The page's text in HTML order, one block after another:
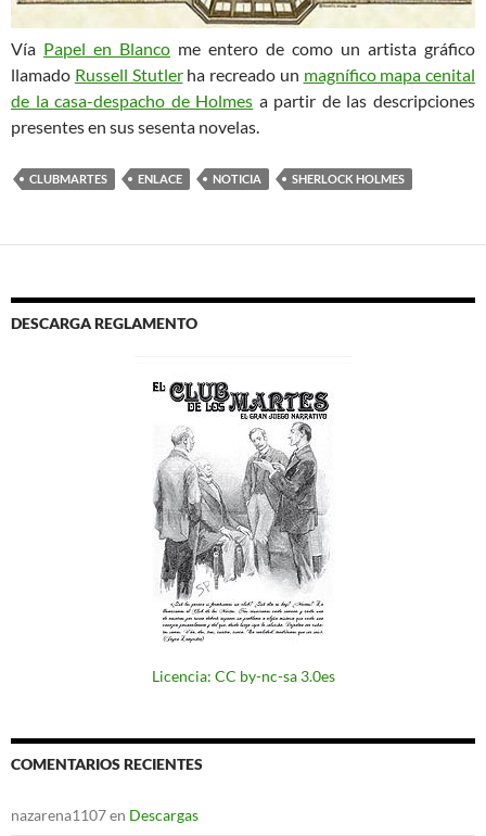
Vía Papel en Blanco me entero de como un artista gráfico
llamado Russell Stutlerha recreado un magnífico mapa cenital
de la casa-despacho de Holmes a partir de las descripciones
presentes en sus sesenta novelas.
CLUBMARTES ENLACE NOTICIA SHERLOCK HOLMES
DESCARGA REGLAMENTO
Licencia: CC by-nc-sa 3.0es
COMENTARIOS RECIENTES
nazarena1107en Descargas